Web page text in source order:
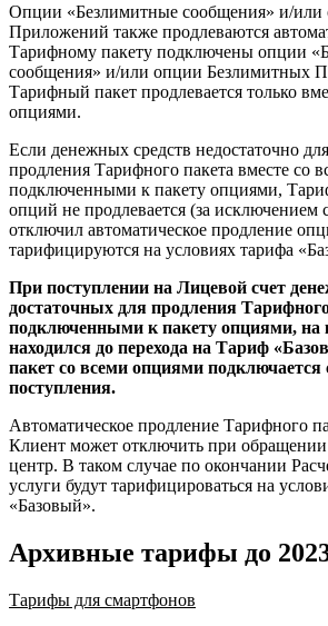
Опции «Безлимитные сообщения» и/
Приложений также продлеваются
Тарифному пакету подключены опции
сообщения» и/или опции Безлимитных
Тарифный пакет продлевается только
опциями.
Если денежных средств недостаточно
продления Тарифного пакета вместе со
подключенными к пакету опциями,
опций не продлевается (за исключением
отключил автоматическое продление
тарифицируются на условиях тарифа
При поступлении на Лицевой счет
достаточных для продления
подключенными к пакету опциями, на
находился до перехода на Тариф
пакет со всеми опциями подключается
поступления.
Автоматическое продление Тарифного
Клиент может отключить при
центр. В таком случае по окончании
услуги будут тарифицироваться на
«Базовый».
Архивные тарифы до 2023
Тарифы для смартфонов